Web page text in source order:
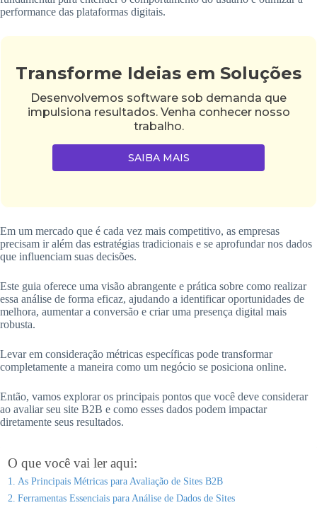
performance das plataformas digitais.
Transforme Ideias em Soluções
Desenvolvemos software sob demanda que
impulsiona resultados. Venha conhecer nosso
trabalho.
SAIBA MAIS
Em um mercado que é cada vez mais competitivo, as empresas
precisam ir além das estratégias tradicionais e se aprofundar nos dados
que influenciam suas decisões.
Este guia oferece uma visão abrangente e prática sobre como realizar
essa análise de forma eficaz, ajudando a identificar oportunidades de
melhora, aumentar a conversão e criar uma presença digital mais
robusta.
Levar em consideração métricas específicas pode transformar
completamente a maneira como um negócio se posiciona online.
Então, vamos explorar os principais pontos que você deve considerar
ao avaliar seu site B2B e como esses dados podem impactar
diretamente seus resultados.
O que você vai ler aqui:
As Principais Métricas para Avaliação de Sites B2B
Ferramentas Essenciais para Análise de Dados de Sites